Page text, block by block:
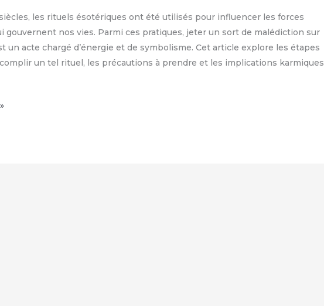
les rituels ésotériques ont été utilisés pour influencer les forces
gouvernent nos vies. Parmi ces pratiques, jeter un sort de malédiction sur
un acte chargé d’énergie et de symbolisme. Cet article explore les étapes
un tel rituel, les précautions à prendre et les implications karmiques